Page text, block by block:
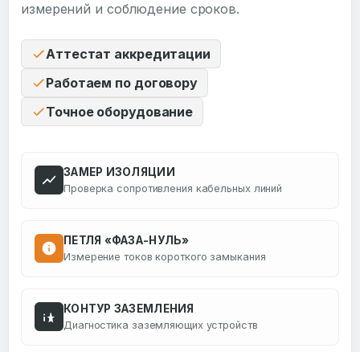
измерений и соблюдение сроков.
Аттестат аккредитации
Работаем по договору
Точное оборудование
ЗАМЕР ИЗОЛЯЦИИ
Проверка сопротивления кабельных линий
ПЕТЛЯ «ФАЗА-НУЛЬ»
Измерение токов короткого замыкания
КОНТУР ЗАЗЕМЛЕНИЯ
Диагностика заземляющих устройств